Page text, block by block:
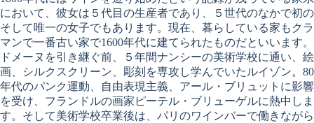
において、彼女は５代目の生産者であり、５世代のなかで初の
そして唯一の女子でもあります。現在、暮らしている家もクラ
マンで一番古い家で1600年代に建てられたものだといいます。
ドメーヌを引き継ぐ前、５年間ナンシーの美術学校に通い、絵
画、シルクスクリーン、彫刻を専攻し学んでいたルイゾン。80
年代のパンク運動、自由表現主義、アール・ブリュットに影響
を受け、フランドルの画家ピーテル・ブリューゲルに熱中しま
す。そして美術学校卒業後は、パリのワインバーで働きながら